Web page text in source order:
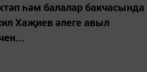
һәм балалар бакчасында
Хаҗиев әлеге авыл